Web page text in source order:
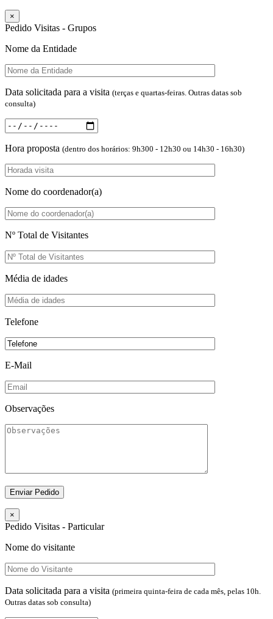
×
Pedido Visitas - Grupos
Nome da Entidade
Data solicitada para a visita (terças e quartas-feiras. Outras datas sob
consulta)
Hora proposta (dentro dos horários: 9h300 - 12h30 ou 14h30 - 16h30)
Nome do coordenador(a)
Nº Total de Visitantes
Média de idades
Telefone
E-Mail
Observações
×
Pedido Visitas - Particular
Nome do visitante
Data solicitada para a visita (primeira quinta-feira de cada mês, pelas 10h.
Outras datas sob consulta)